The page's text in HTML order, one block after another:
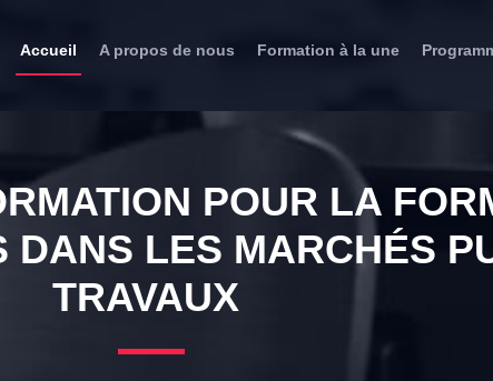
Accueil A propos de nous Formation à la une
POUR LA
DANS LES MARCHÉS
TRAVAUX